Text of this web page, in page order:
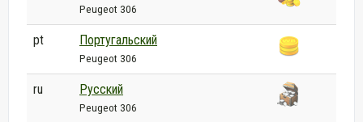
Peugeot 306
pt Португальский
Peugeot 306
ru Русский
Peugeot 306